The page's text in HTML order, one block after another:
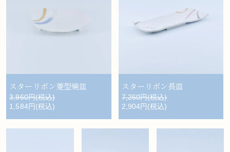
スターリボン菱型焼皿
3,960円(税込)
1,584円(税込)
スターリボン長皿
7,260円(税込)
2,904円(税込)